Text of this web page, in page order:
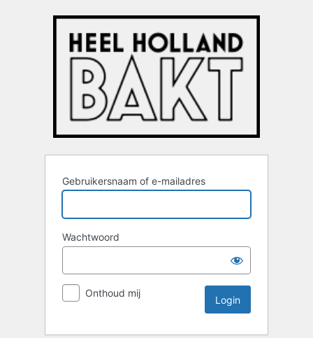
Gebruikersnaam of e-mailadres
Wachtwoord
Onthoud mij